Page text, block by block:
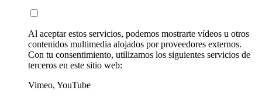
Al aceptar estos servicios, podemos mostrarte vídeos u otros
contenidos multimedia alojados por proveedores externos.
Con tu consentimiento, utilizamos los siguientes servicios de
terceros en este sitio web:
Vimeo, YouTube